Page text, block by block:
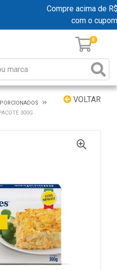
Compre acima de
com o cupom
0
VOLTAR
PORCIONADOS
300G